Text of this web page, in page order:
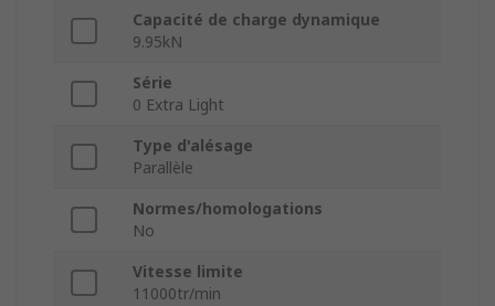
Capacité de charge dynamique
9.95kN
Série
0 Extra Light
Type d'alésage
Parallèle
Normes/homologations
No
Vitesse limite
11000tr/min